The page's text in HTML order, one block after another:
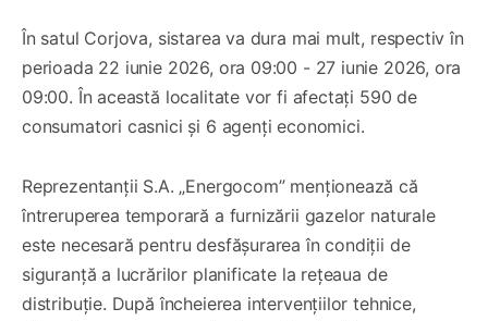
În satul Corjova, sistarea va dura mai mult, respectiv în
perioada 22 iunie 2026, ora 09:00 - 27 iunie 2026, ora
09:00. În această localitate vor fi afectați 590 de
consumatori casnici și 6 agenți economici.
Reprezentanții S.A. „Energocom” menționează că
întreruperea temporară a furnizării gazelor naturale
este necesară pentru desfășurarea în condiții de
siguranță a lucrărilor planificate la rețeaua de
distribuție. După încheierea intervențiilor tehnice,